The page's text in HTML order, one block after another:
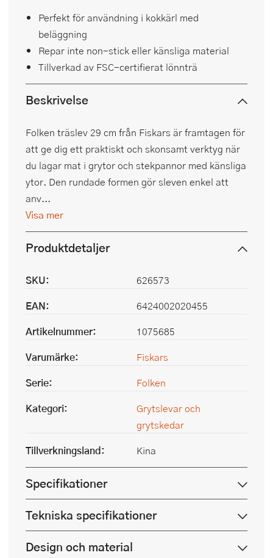
Perfekt för användning i kokkärl med
beläggning
Repar inte non-stick eller känsliga material
Tillverkad av FSC-certifierat lönnträ
Beskrivelse
Folken träslev 29 cm från Fiskars är framtagen för
att ge dig ett praktiskt och skonsamt verktyg när
du lagar mat i grytor och stekpannor med känsliga
ytor. Den rundade formen gör sleven enkel att
anv...
Visa mer
Produktdetaljer
SKU:
626573
EAN:
6424002020455
Artikelnummer:
1075685
Varumärke:
Fiskars
Serie:
Folken
Kategori:
Grytslevar och
grytskedar
Tillverkningsland:
Kina
Specifikationer
Tekniska specifikationer
Design och material